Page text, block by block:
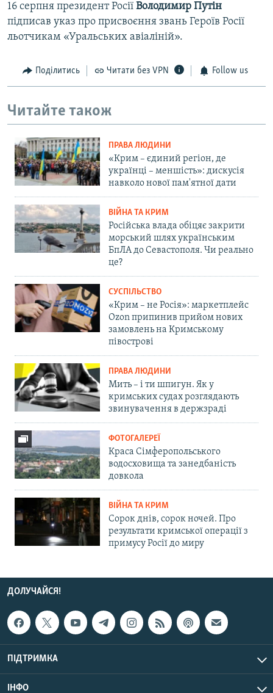
16 серпня президент Росії Володимир Путін
підписав указ про присвоєння звань Героїв Росії
льотчикам «Уральських авіаліній».
Поділитись Читати без VPN Follow us
Читайте також
ПРАВА ЛЮДИНИ
«Крим – єдиний регіон, де
українці – меншість»: дискусія
навколо нової пам'ятної дати
ВІЙНА ТА КРИМ
Російська влада обіцяє закрити
морський шлях українським
БпЛА до Севастополя. Чи реально
це?
СУСПІЛЬСТВО
«Крим – не Росія»: маркетплейс
Ozon припинив прийом нових
замовлень на Кримському
півострові
ПРАВА ЛЮДИНИ
Мить – і ти шпигун. Як у
кримських судах розглядають
звинувачення в держзраді
ФОТОГАЛЕРЕЇ
Краса Сімферопольського
водосховища та занедбаність
довкола
ВІЙНА ТА КРИМ
Сорок днів, сорок ночей. Про
результати кримської операції з
примусу Росії до миру
ДОЛУЧАЙСЯ!
ПІДТРИМКА
ІНФО